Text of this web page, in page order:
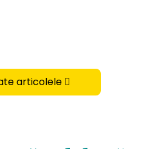
articolele